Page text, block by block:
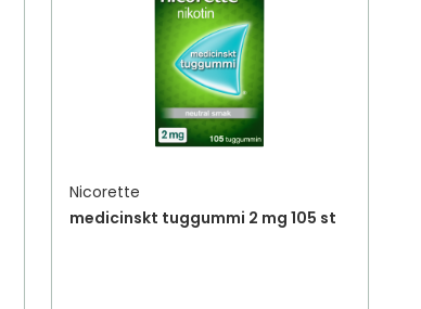
Nicorette
medicinskt tuggummi 2 mg 105 st